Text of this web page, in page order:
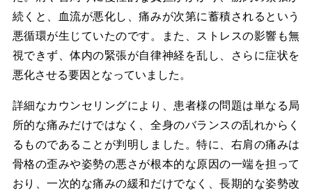
続くと、血流が悪化し、痛みが次第に蓄積されるという
悪循環が生じていたのです。また、ストレスの影響も無
視できず、体内の緊張が自律神経を乱し、さらに症状を
悪化させる要因となっていました。
詳細なカウンセリングにより、患者様の問題は単なる局
所的な痛みだけではなく、全身のバランスの乱れからく
るものであることが判明しました。特に、右肩の痛みは
骨格の歪みや姿勢の悪さが根本的な原因の一端を担って
おり、一次的な痛みの緩和だけでなく、長期的な姿勢改